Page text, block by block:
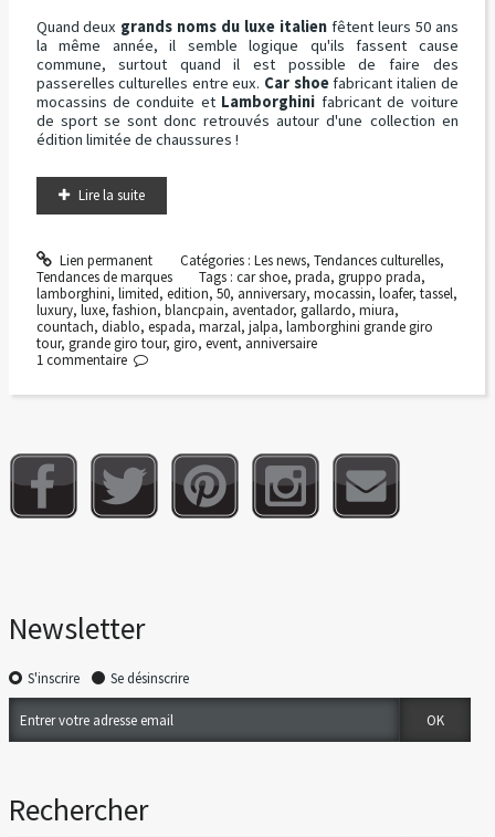
Quand deux grands noms du luxe italien fêtent leurs 50 ans
la même année, il semble logique qu'ils fassent cause
commune, surtout quand il est possible de faire des
passerelles culturelles entre eux. Car shoefabricant italien de
mocassins de conduite et Lamborghini fabricant de voiture
de sport se sont donc retrouvés autour d'une collection en
édition limitée de chaussures !
Lire la suite
Lien permanent Catégories : Les news, Tendances culturelles,
Tendances de marques
Tags :car shoe,prada,gruppo prada,
lamborghini, limited, edition, 50, anniversary, mocassin, loafer, tassel,
luxury, luxe, fashion, blancpain, aventador, gallardo, miura,
countach, diablo, espada, marzal, jalpa, lamborghini grande giro
tour, grande giro tour, giro, event, anniversaire
1 commentaire
Newsletter
S'inscrire Se désinscrire
Rechercher